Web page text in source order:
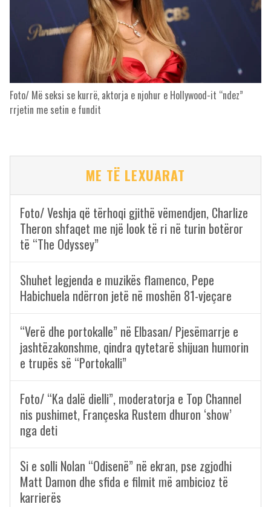
Foto/ Më seksi se kurrë, aktorja e njohur e Hollywood-it “ndez”
rrjetin me setin e fundit
ME TË LEXUARAT
Foto/ Veshja që tërhoqi gjithë vëmendjen, Charlize
Theron shfaqet me një look të ri në turin botëror
të “The Odyssey”
Shuhet legjenda e muzikës flamenco, Pepe
Habichuela ndërron jetë në moshën 81-vjeçare
“Verë dhe portokalle” në Elbasan/ Pjesëmarrje e
jashtëzakonshme, qindra qytetarë shijuan humorin
e trupës së “Portokalli”
Foto/ “Ka dalë dielli”, moderatorja e Top Channel
nis pushimet, Françeska Rustem dhuron ‘show’
nga deti
Si e solli Nolan “Odisenë” në ekran, pse zgjodhi
Matt Damon dhe sfida e filmit më ambicioz të
karrierës